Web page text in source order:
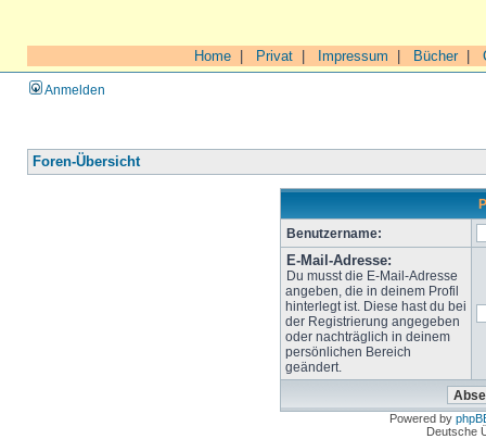
Home Privat Impressum Bücher|
Anmelden
Foren-Übersicht
Benutzername:
E-Mail-Adresse:
Du musst die E-Mail-Adresse
angeben, die in deinem Profil
hinterlegt ist. Diese hast du bei
der Registrierung angegeben
oder nachträglich in deinem
persönlichen Bereich
geändert.
Powered by
Deutsche